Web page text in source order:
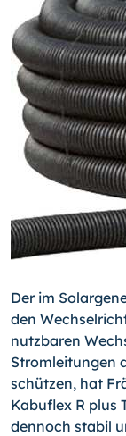
Der im
den
nutzbaren
Stromleitungen
schützen, hat
Kabuflex R plus
dennoch stabil